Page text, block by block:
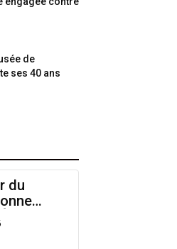
de
ses 40 ans
du
à